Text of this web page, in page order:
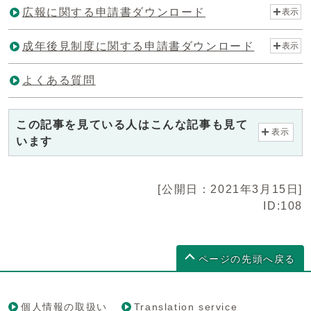
広報に関する申請書ダウンロード 表示
成年後見制度に関する申請書ダウンロード 表示
よくある質問
この記事を見ている人はこんな記事も見て
います
表示
[公開日：2021年3月15日]
ID:108
ページの先頭へ戻る
個人情報の取扱い Translation service